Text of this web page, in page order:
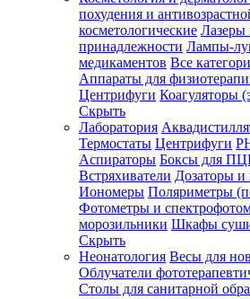
похудения и
косметологические Лазеры
принадлежности Лампы-
медикаментов Все
Аппараты для
Центрифуги Коагуляторы
Скрыть
Лаборатория
Термостаты Центрифуги
Аспираторы Боксы для
Встряхиватели Дозаторы и
Иономеры Поляриметры
Фотометры и
морозильники Шкафы
Скрыть
Неонатология Весы для
Облучатели
Столы для санитарной